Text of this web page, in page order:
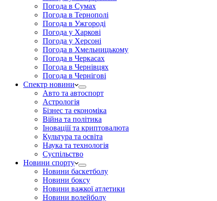
Погода в Сумах
Погода в Тернополі
Погода в Ужгороді
Погода у Харкові
Погода у Херсоні
Погода в Хмельницькому
Погода в Черкасах
Погода в Чернівцях
Погода в Чернігові
Спектр новини
Авто та автоспорт
Астрологія
Бізнес та економіка
Війна та політика
Іноваціії та криптовалюта
Культура та освіта
Наука та технологія
Суспільство
Новини спорту
Новини баскетболу
Новини боксу
Новини важкої атлетики
Новини волейболу